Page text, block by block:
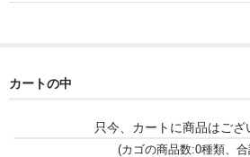
小鹿 小鹿酒造（鹿児島県鹿屋市)
明るい農村 霧島町蒸留所（鹿児島県
カートの中
只今、カートに商品はござ
(カゴの商品数:0種類、